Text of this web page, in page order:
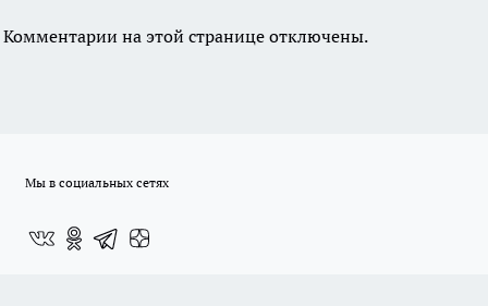
Комментарии на этой странице отключены.
Мы в социальных сетях